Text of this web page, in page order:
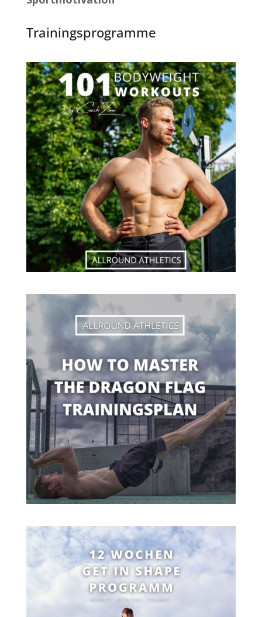
Trainingsprogramme